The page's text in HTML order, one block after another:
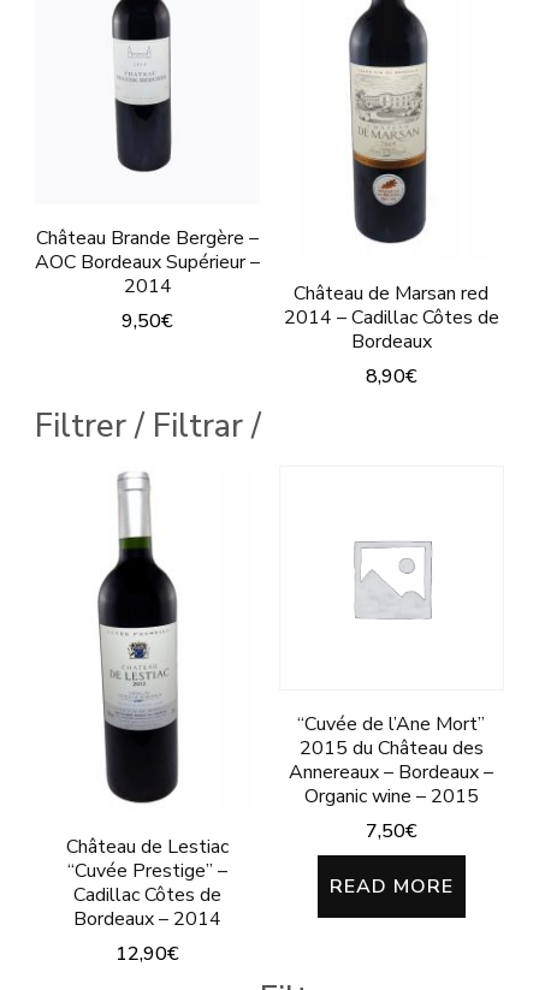
Château Brande Bergère –
AOC Bordeaux Supérieur –
2014
9,50€
Château de Marsan red
2014 – Cadillac Côtes de
Bordeaux
8,90€
variants.
The
be
chosen
on
the
product
page
Château de Lestiac
“Cuvée Prestige” –
Cadillac Côtes de
Bordeaux – 2014
12,90€
“Cuvée de l’Ane Mort”
2015 du Château des
Annereaux – Bordeaux –
Organic wine – 2015
7,50€
READ MORE
Filtrer / Filtrar /